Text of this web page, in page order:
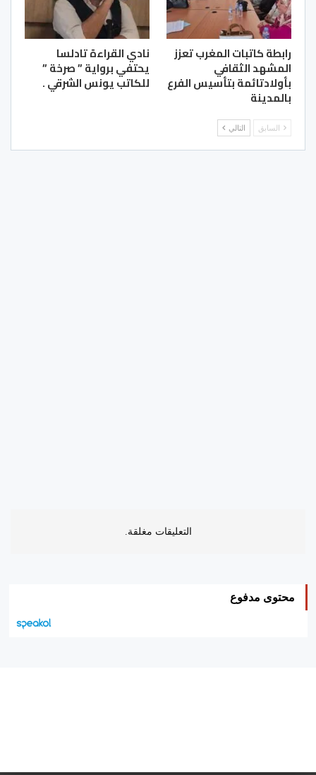
رابطة كاتبات المغرب تعزز
المشهد الثقافي
بأولادتائمة بتأسيس الفرع
بالمدينة
نادي القراءة تادلسا
يحتفي برواية ” صرخة ”
للكاتب يونس الشرقي .
السابق التالي
التعليقات مغلقة.
محتوى مدفوع